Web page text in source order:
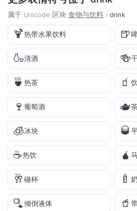
属于 Unicode 区块 食物与饮料 › drink
🍹热带水果饮料 🍺
🍶清酒 🍻
🍵 热茶 🧃
🍷 葡萄酒 🫖
🧊冰块 🥃
☕热饮 🧉
🥂 碰杯 🍼
🫗倾倒液体 🥤